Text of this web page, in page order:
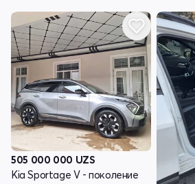
505 000 000 UZS
Kia Sportage V - поколение